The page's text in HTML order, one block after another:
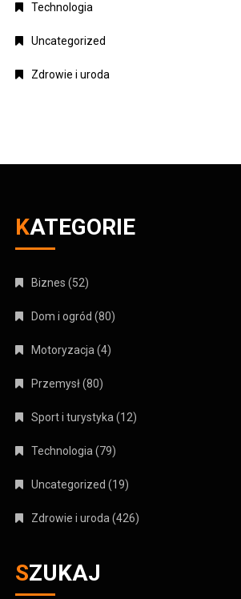
Technologia
Uncategorized
Zdrowie i uroda
KATEGORIE
Biznes (52)
Dom i ogród (80)
Motoryzacja(4)
Przemysł(80)
Sport i turystyka(12)
Technologia(79)
Uncategorized (19)
Zdrowie i uroda(426)
SZUKAJ